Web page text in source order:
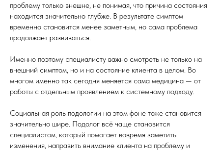
проблему только внешне, не понимая, что причина состояния
находится значительно глубже. В результате симптом
временно становится менее заметным, но сама проблема
продолжает развиваться.
Именно поэтому специалисту важно смотреть не только на
внешний симптом, но и на состояние клиента в целом. Во
многом именно так сегодня меняется сама медицина — от
работы с отдельным проявлением к системному подходу.
Социальная роль подологии на этом фоне тоже становится
значительно шире. Подолог всё чаще становится
специалистом, который помогает вовремя заметить
изменения, направить внимание клиента на проблему и